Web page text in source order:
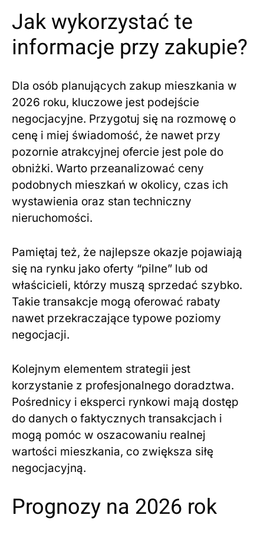
Jak wykorzystać te
informacje przy zakupie?
Dla osób planujących zakup mieszkania w
2026 roku, kluczowe jest podejście
negocjacyjne. Przygotuj się na rozmowę o
cenę i miej świadomość, że nawet przy
pozornie atrakcyjnej ofercie jest pole do
obniżki. Warto przeanalizować ceny
podobnych mieszkań w okolicy, czas ich
wystawienia oraz stan techniczny
nieruchomości.
Pamiętaj też, że najlepsze okazje pojawiają
się na rynku jako oferty “pilne” lub od
właścicieli, którzy muszą sprzedać szybko.
Takie transakcje mogą oferować rabaty
nawet przekraczające typowe poziomy
negocjacji.
Kolejnym elementem strategii jest
korzystanie z profesjonalnego doradztwa.
Pośrednicy i eksperci rynkowi mają dostęp
do danych o faktycznych transakcjach i
mogą pomóc w oszacowaniu realnej
wartości mieszkania, co zwiększa siłę
negocjacyjną.
Prognozy na 2026 rok